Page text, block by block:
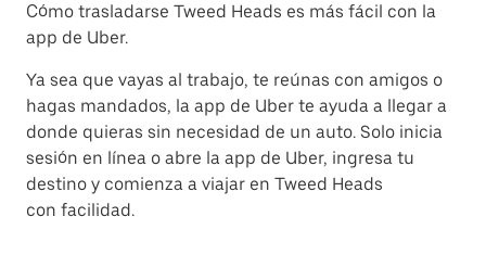
Cómo trasladarse Tweed Heads es más fácil con la
app de Uber.
Ya sea que vayas al trabajo, te reúnas con amigos o
hagas mandados, la app de Uber te ayuda a llegar a
donde quieras sin necesidad de un auto. Solo inicia
sesión en línea o abre la app de Uber, ingresa tu
destino y comienza a viajar en Tweed Heads
con facilidad.